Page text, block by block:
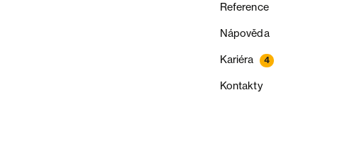
Reference
Nápověda
Kariéra 4
Kontakty